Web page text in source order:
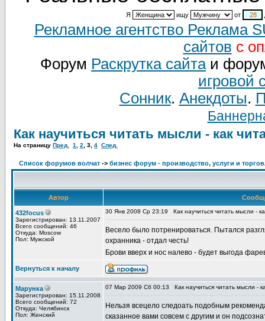
Я ищу от
Рекламное агентство Реклама
сайтов с
Форум Раскрутка сайтаи
игровой
Сонник. Анекдоты.
Как научиться читать мысли - как
На страницу Пред. 1 2 3 4 След.
Список форумов волчат -> бизнес форум - производство, услуги и
Автор
432focus
Зарегистрирован: 13.11.2007
Всего сообщений: 46
Откуда: Moscow
Пол: Мужской
30 Янв 2008 Ср 23:19 Как научиться читать мысли -
Весело было потренироваться. Пытался
охранника - отдал честь!
Брови вверх и нос налево - будет выгода
Вернуться к началу
Марунка
Зарегистрирован: 15.11.2008
Всего сообщений: 72
Откуда: Челябинск
Пол: Женский
07 Мар 2009 Сб 00:13 Как научиться читать мысли -
Нельзя всецело следоать подобным
сказанное вами совсем с другим и он